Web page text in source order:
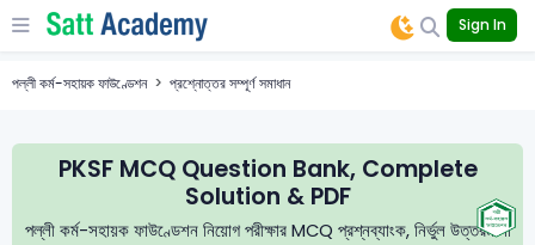
Sign In
পল্লী কর্ম-সহায়ক ফাউণ্ডেশন প্রশ্নোত্তর সম্পূর্ণ সমাধান
PKSF MCQ Question Bank, Complete
Solution & PDF
পল্লী কর্ম-সহায়ক ফাউণ্ডেশন নিয়োগ পরীক্ষার MCQ প্রশ্নব্যাংক, নির্ভুল উত্তরমালা